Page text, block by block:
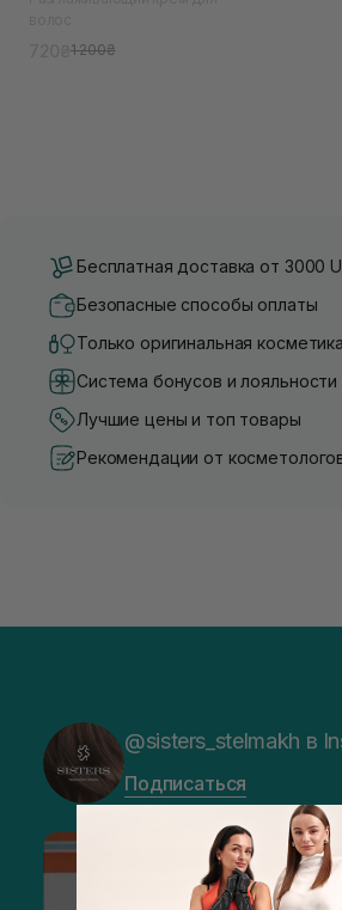
1 200₴
Бесплатная доставка от 3000
Безопасные способы оплаты
Только оригинальная косметика
Система бонусов и лояльности
Лучшие цены и топ товары
Рекомендации от
@sisters_stelmakh в
Подписаться